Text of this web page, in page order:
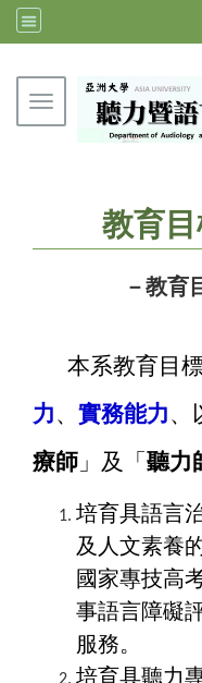
Toggle navigation
教育
－教育
本系教育目
力、 實務能力、
療師 」及「 聽力
培育具語言
及人文素養
國家專技高
事語言障礙
服務。
培育具聽力